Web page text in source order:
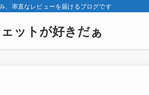
、率直なレビューを届けるブログです
ットが好きだぁ